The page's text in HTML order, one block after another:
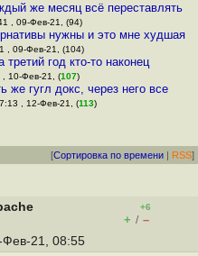
же месяц всё переставлять
, 09-Фев-21, (94)
нужны и это мне худшая
, 09-Фев-21, (104)
год кто-то наконец
, 10-Фев-21, (107)
гугл докс, через него все
, 12-Фев-21, (113)
[Сортировка по времени | RSS]
+6
+ / –
Фев-21, 08:55